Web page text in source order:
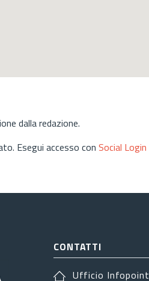
dalla redazione.
Esegui accesso con Social Login
CONTATTI
Ufficio Infopoint